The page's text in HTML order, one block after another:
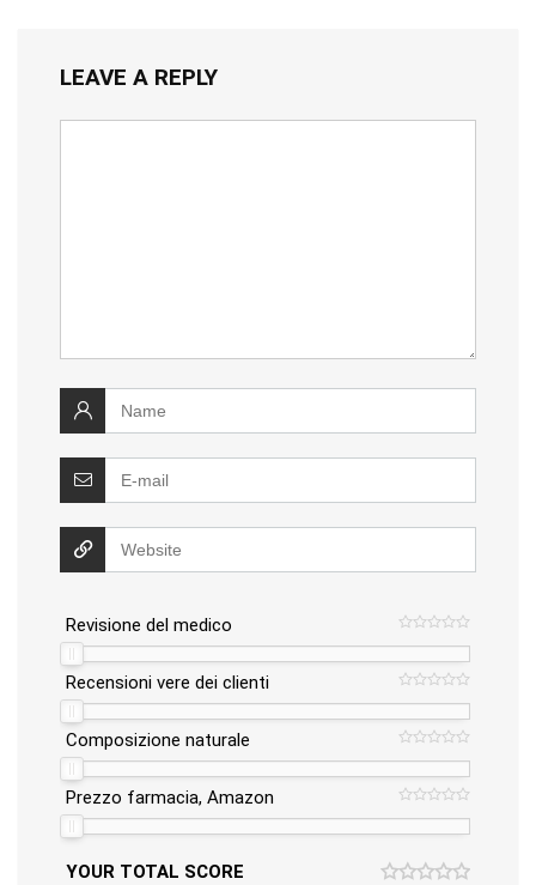
LEAVE A REPLY
Revisione del medico
Recensioni vere dei clienti
Composizione naturale
Prezzo farmacia, Amazon
YOUR TOTAL SCORE